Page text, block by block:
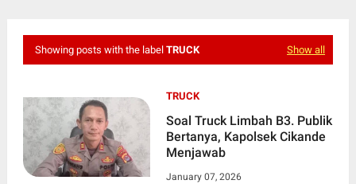
Showing posts with the label TRUCK Show all
TRUCK
Soal Truck Limbah B3. Publik
Bertanya, Kapolsek Cikande
Menjawab
January 07, 2026